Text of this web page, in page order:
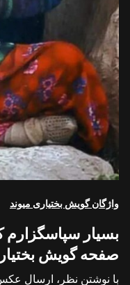
واژگان گویش بختیاری میوند
بسیار سپاسگزارم
صفحه گویش
با نوشتن نظر، ارسال